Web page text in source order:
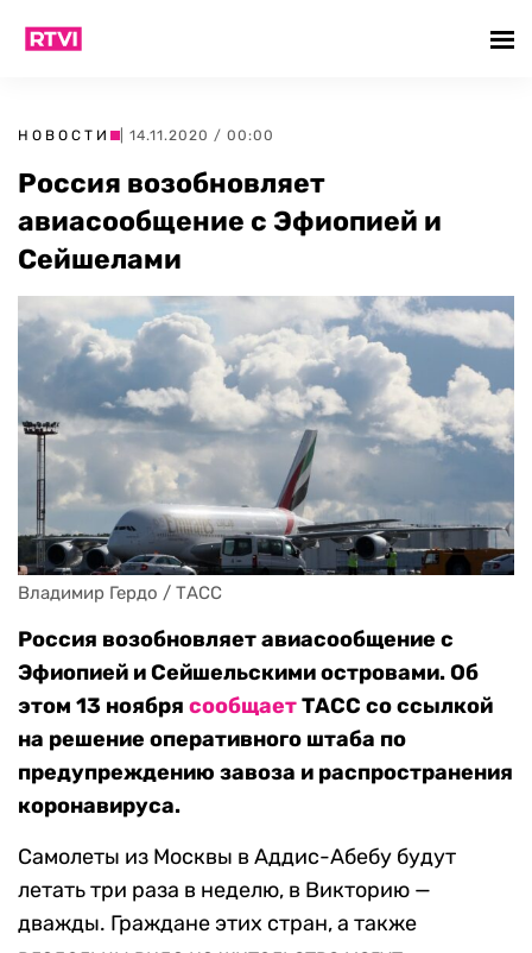
НОВОСТИ | 14.11.2020 / 00:00
Россия возобновляет
авиасообщение с Эфиопией и
Сейшелами
Владимир Гердо / ТАСС
Россия возобновляет авиасообщение с
Эфиопией и Сейшельскими островами. Об
этом 13 ноября сообщаетТАСС со ссылкой
на решение оперативного штаба по
предупреждению завоза и распространения
коронавируса.
Самолеты из Москвы в Аддис-Абебу будут
летать три раза в неделю, в Викторию —
дважды. Граждане этих стран, а также